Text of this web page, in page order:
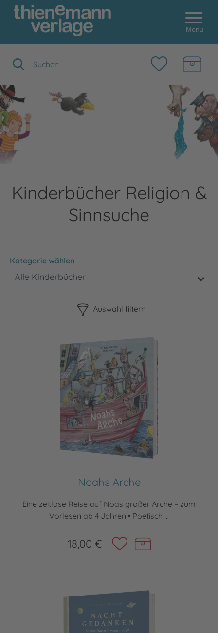
Menu
Kinderbücher Religion &
Sinnsuche
Kategorie wählen
Alle Kinderbücher
Auswahl filtern
Noahs Arche
Eine zeitlose Reise auf Noas großer Arche – zum
Vorlesen ab 4 Jahren • Poetisch ...
18,00 €